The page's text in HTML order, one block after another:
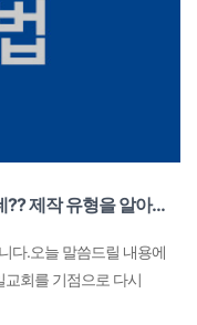
교육콘텐츠 제작, HTML5 콘텐츠가 뭔데?? 제작 유형을 알아보자! 일반영상 콘텐츠/html5 콘텐츠 전격 비교
다.​오늘 말씀드릴 내용에
회를 기점으로 다시